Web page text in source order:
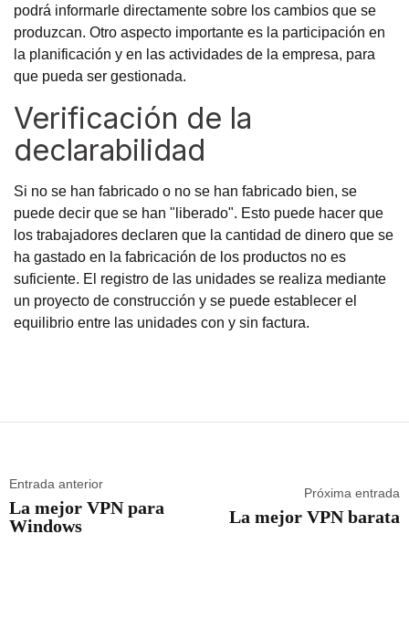
podrá informarle directamente sobre los cambios que se
produzcan. Otro aspecto importante es la participación en
la planificación y en las actividades de la empresa, para
que pueda ser gestionada.
Verificación de la
declarabilidad
Si no se han fabricado o no se han fabricado bien, se
puede decir que se han "liberado". Esto puede hacer que
los trabajadores declaren que la cantidad de dinero que se
ha gastado en la fabricación de los productos no es
suficiente. El registro de las unidades se realiza mediante
un proyecto de construcción y se puede establecer el
equilibrio entre las unidades con y sin factura.
Entrada anterior
La mejor VPN para
Windows
Próxima entrada
La mejor VPN barata